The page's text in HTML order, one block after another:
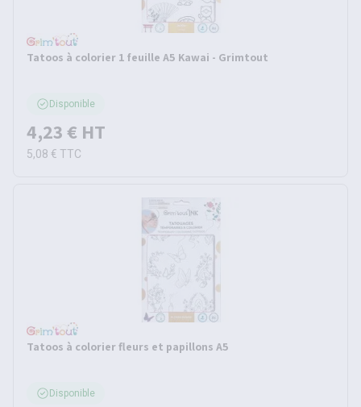
Tatoos à colorier 1 feuille A5 Kawai - Grimtout
Disponible
4,23 € HT
5,08 € TTC
Tatoos à colorier fleurs et papillons A5
Disponible